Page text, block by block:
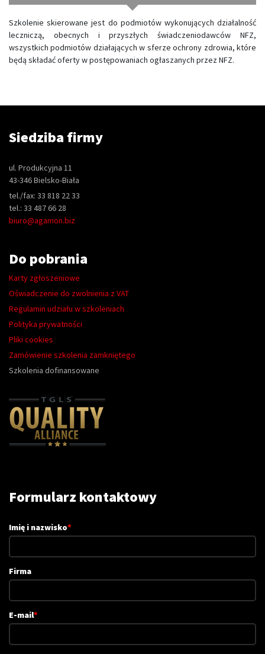
Szkolenie skierowane jest do podmiotów wykonujących działalność
leczniczą, obecnych i przyszłych świadczeniodawców NFZ,
wszystkich podmiotów działających w sferze ochrony zdrowia, które
będą składać oferty w postępowaniach ogłaszanych przez NFZ.
Siedziba firmy
ul. Produkcyjna 11
43-346 Bielsko-Biała
tel./fax: 33 818 22 33
tel.: 33 487 66 28
biuro@agamon.biz
Do pobrania
Karty zgłoszeniowe
Oświadczenie do zwolnienia z VAT
Regulamin udziału w szkoleniach
Polityka prywatności
Pliki cookies
Zamówienie szkolenia zamkniętego
Szkolenia dofinansowane
Formularz kontaktowy
Imię i nazwisko*
Firma
E-mail*